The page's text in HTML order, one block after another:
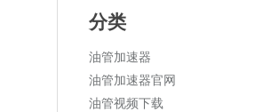
分类
油管加速器
油管加速器官网
油管视频下载